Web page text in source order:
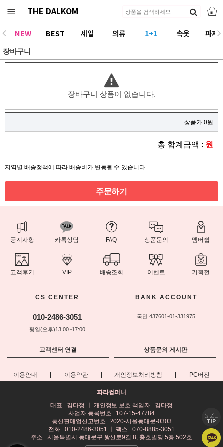
THE DALKOM
NEW BEST 세일 의류 1+1 속옷
파자
ACC
장바구니
장바구니 상품이 없습니다.
상품가 0원
총 합계금액 : 원
지역별 배송정책에 따라 배송비가 변동될 수 있습니다.
주문하기
공지사항 카톡상담 FAQ 상품문의 멤버쉽
고객후기 VIP 배송조회 이벤트 기획전
CS CENTER
010-2486-3051
평일(오후)13:00~17:00
BANK ACCOUNT
국민 437601-01-331975
고객센터 연결 상품문의 게시판
이용안내 이용약관 개인정보처리방침 PC버전
파라컴퍼니
대표 : 김다정 ㅣ 개인정보 보호 책임자 : 김다정
사업자 등록번호 : 107-15-47784
통신판매업신고번호 : 2020-서울동대문-0303
전화 : 010-2486-3051 ㅣ 팩스 : 070-8885-3051
주소 : 서울특별시 동대문구 왕산로9길 8, 충호빌딩 5층 502호